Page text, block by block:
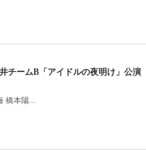
チームB「アイドルの夜明け」公演
橋本陽...